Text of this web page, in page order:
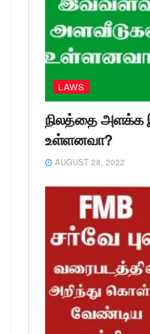
LAWS
நிலத்தை அளக்க
உள்ளனவா?
AUGUST 28, 2022